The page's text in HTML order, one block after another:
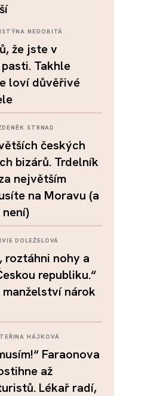
NEDOBITÁ
že jste v
Takhle
loví důvěřivé
STRNAD
českých
bizárů. Trdelník
největším
na Moravu (a
DOLEŽELOVÁ
roztáhni nohy a
republiku.“
nárok
HÁJKOVÁ
Faraonova
až
Lékař radí,